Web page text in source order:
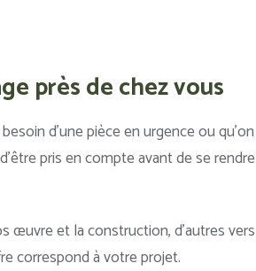
près de chez vous
d’une pièce en urgence ou qu’on
pris en compte avant de se rendre
œuvre et la construction, d’autres vers
correspond à votre projet.